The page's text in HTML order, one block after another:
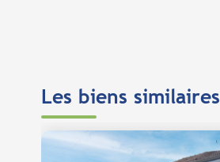
Les biens similaires